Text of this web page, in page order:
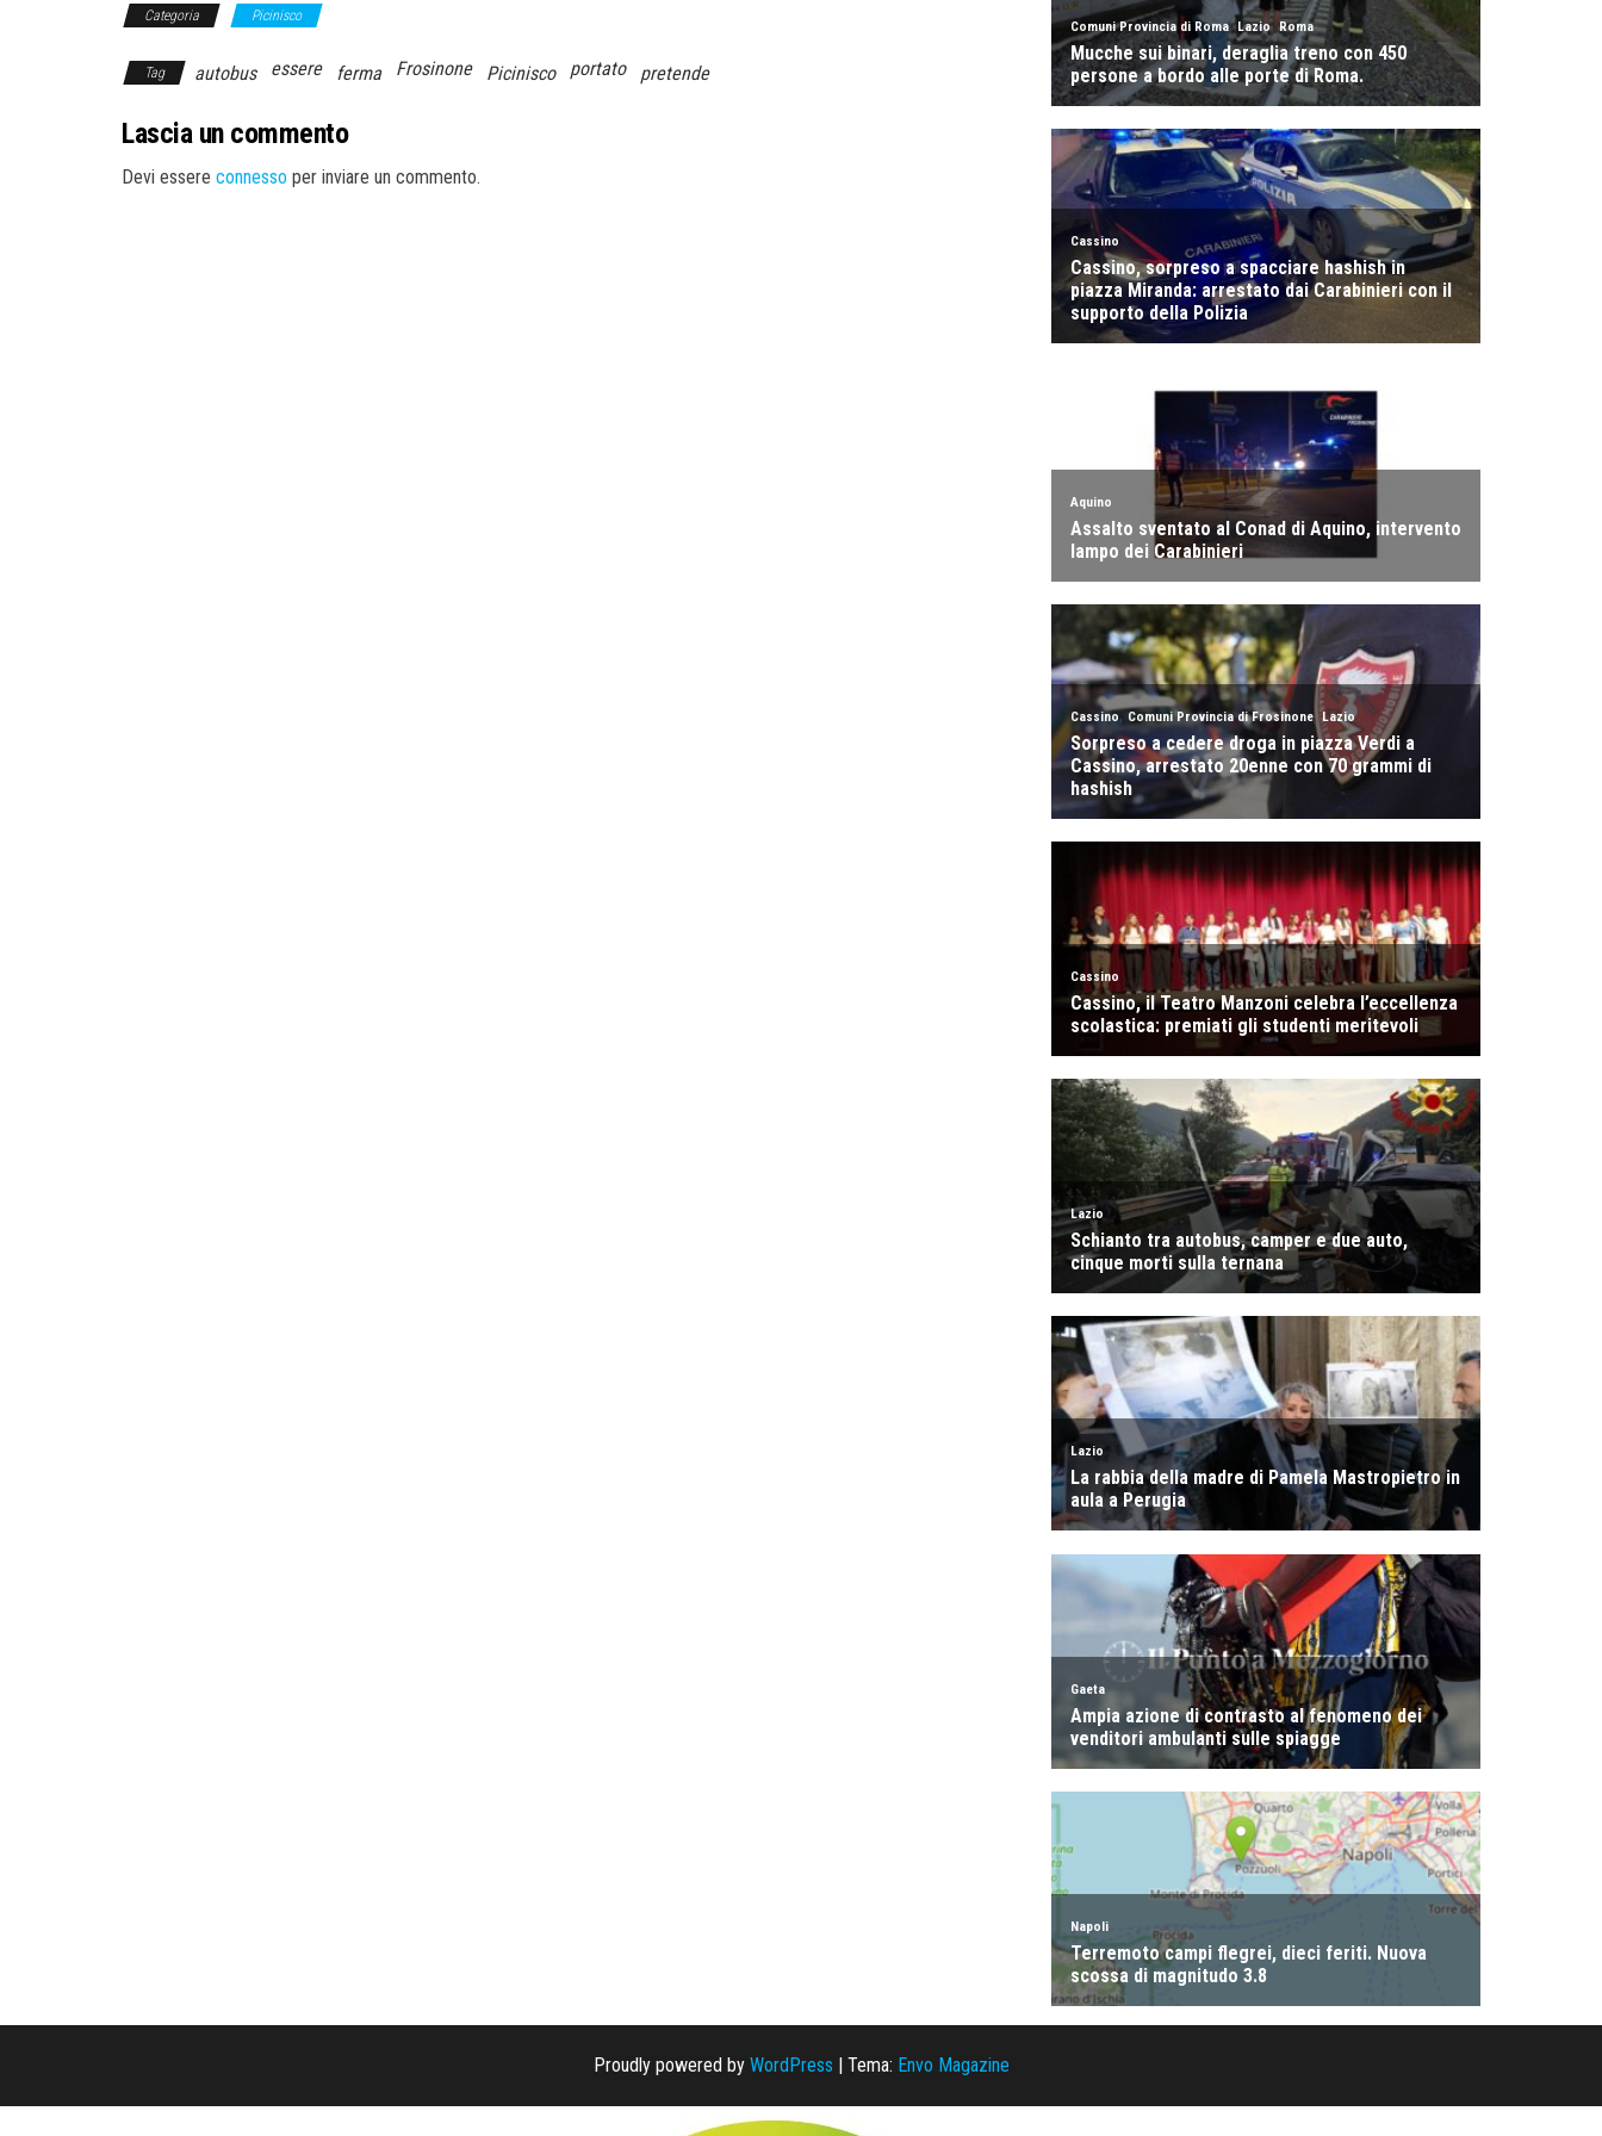
Categoria Picinisco
Tag autobus essere ferma Frosinone Picinisco portato pretende
Lascia un commento
Devi essere connesso per inviare un commento.
Proudly powered by WordPress | Tema: Envo Magazine